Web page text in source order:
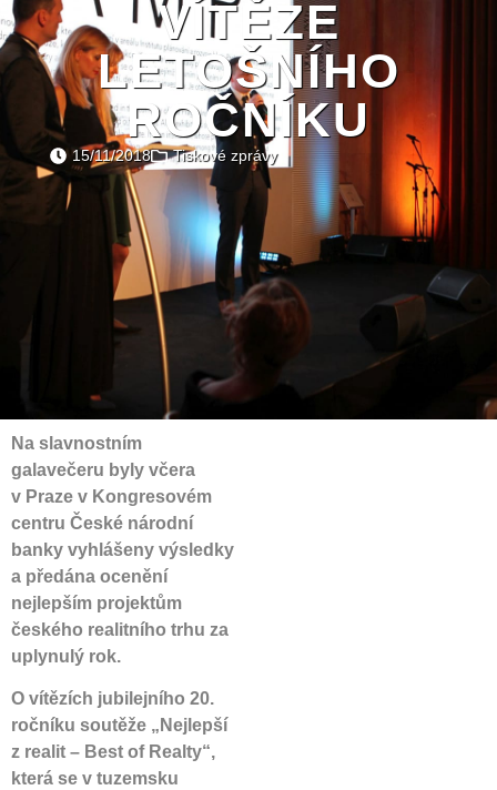
VÍTĚZE
LETOŠNÍHO
ROČNÍKU
15/11/2018 Tiskové zprávy
Na slavnostním
galavečeru byly včera
v Praze v Kongresovém
centru České národní
banky vyhlášeny výsledky
a předána ocenění
nejlepším projektům
českého realitního trhu za
uplynulý rok.
O vítězích jubilejního 20.
ročníku soutěže „Nejlepší
z realit – Best of Realty“,
která se v tuzemsku